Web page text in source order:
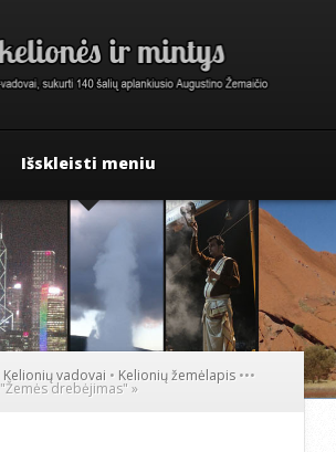
Išskleisti meniu
Kelionių vadovai • Kelionių žemėlapis •••
"Žemės drebėjimas" »